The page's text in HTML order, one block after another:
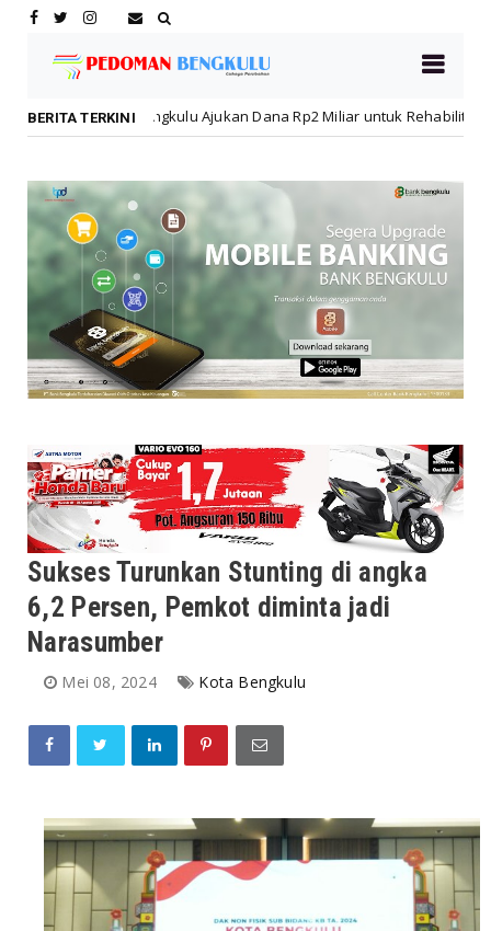
BERITA TERKINI
Ajukan Dana Rp2 Miliar untuk Rehabilitasi SMPN 19 Pascakebakaran
Sukses Turunkan Stunting di angka
6,2 Persen, Pemkot diminta jadi
Narasumber
Mei 08, 2024 Kota Bengkulu